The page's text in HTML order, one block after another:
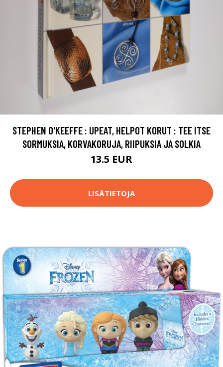
STEPHEN O'KEEFFE : UPEAT, HELPOT KORUT : TEE ITSE
SORMUKSIA, KORVAKORUJA, RIIPUKSIA JA SOLKIA
13.5 EUR
LISÄTIETOJA